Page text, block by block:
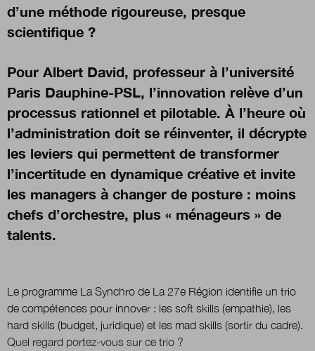
d’une méthode rigoureuse, presque
scientifique ?
Pour Albert David, professeur à l’université
Paris Dauphine-PSL, l’innovation relève d’un
processus rationnel et pilotable. À l’heure où
l’administration doit se réinventer, il décrypte
les leviers qui permettent de transformer
l’incertitude en dynamique créative et invite
les managers à changer de posture : moins
chefs d’orchestre, plus « ménageurs » de
talents.
Le programme La Synchro de La 27e Région identifie un trio
de compétences pour innover : les soft skills (empathie), les
hard skills (budget, juridique) et les mad skills (sortir du cadre).
Quel regard portez-vous sur ce trio ?